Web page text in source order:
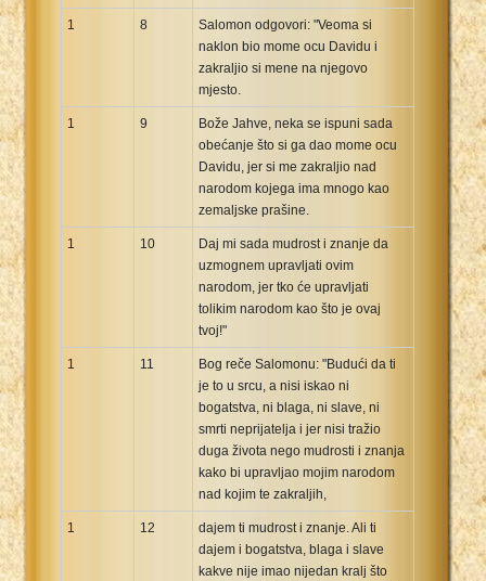
1 8
Salomon odgovori: "Veoma si
naklon bio mome ocu Davidu i
zakraljio si mene na njegovo
mjesto.
1 9
Bože Jahve, neka se ispuni sada
obećanje što si ga dao mome ocu
Davidu, jer si me zakraljio nad
narodom kojega ima mnogo kao
zemaljske prašine.
1 10
Daj mi sada mudrost i znanje da
uzmognem upravljati ovim
narodom, jer tko će upravljati
tolikim narodom kao što je ovaj
tvoj!"
1 11
Bog reče Salomonu: "Budući da ti
je to u srcu, a nisi iskao ni
bogatstva, ni blaga, ni slave, ni
smrti neprijatelja i jer nisi tražio
duga života nego mudrosti i znanja
kako bi upravljao mojim narodom
nad kojim te zakraljih,
1 12
dajem ti mudrost i znanje. Ali ti
dajem i bogatstva, blaga i slave
kakve nije imao nijedan kralj što